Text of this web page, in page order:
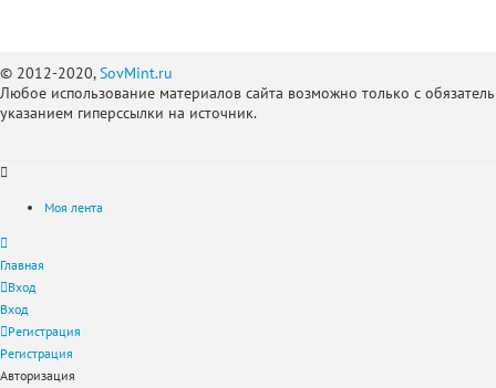
© 2012-2020,SovMint.ru
Любое использование материалов сайта возможно только с
указанием гиперссылки на источник.
Моя лента
Главная
Вход
Вход
Регистрация
Регистрация
Авторизация